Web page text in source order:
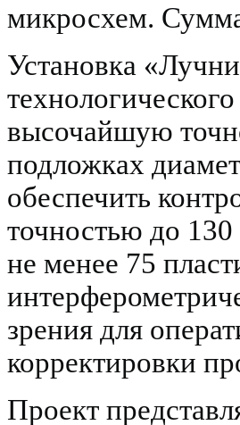
микросхем.
Установка
высочайшую
подложках
обеспечить
точностью до 130
не менее 75
зрения для
корректировки
Проект